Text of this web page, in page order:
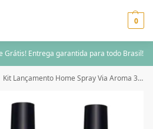
0
Grátis! Entrega garantida para todo Brasil!
Kit Lançamento Home Spray Via Aroma 3 unidades